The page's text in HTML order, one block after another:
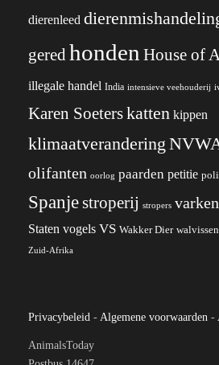
dierenleed
gered honden House of
illegale handel India intensieve veehouderij
Karen Soeterskatten kippen
klimaatverandering
olifanten oorlog paarden petitie
Spanjestroperij stropers
Staten vogels VS Wakker Dier walvissen
Zuid-Afrika
Privacybeleid - Algemene voorwaarden -
AnimalsToday